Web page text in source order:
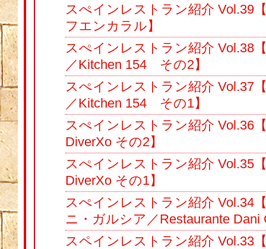
スぺインレストラン紹介 Vol.39
フエンカラル】
スぺインレストラン紹介 Vol.38
／Kitchen 154 その2】
スぺインレストラン紹介 Vol.37
／Kitchen 154 その1】
スぺインレストラン紹介 Vol.36
DiverXo その2】
スぺインレストラン紹介 Vol.35
DiverXo その1】
スぺインレストラン紹介 Vol.34
ニ・ガルシア／Restaurante Dani
スペインレストラン紹介 Vol.33